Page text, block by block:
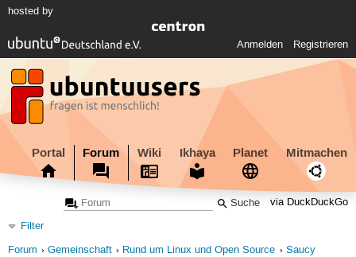
hosted by
Anmelden Registrieren
Portal Forum Wiki Ikhaya Planet Mitmachen
via DuckDuckGo
Filter
Forum
Gemeinschaft Rund um Linux und Open Source
Saucy